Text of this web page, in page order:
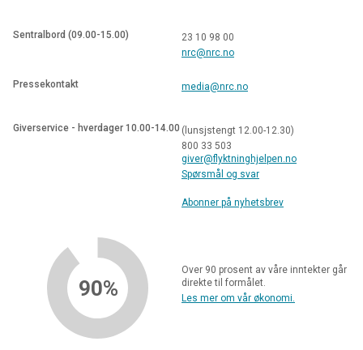
Sentralbord (09.00-15.00)
23 10 98 00
nrc@nrc.no
Pressekontakt media@nrc.no
Giverservice - hverdager 10.00-14.00 (lunsjstengt 12.00-12.30)
800 33 503
giver@flyktninghjelpen.no
Spørsmål og svar
Abonner på nyhetsbrev
90%
Over 90 prosent av våre inntekter går
direkte til formålet.
Les mer om vår økonomi.